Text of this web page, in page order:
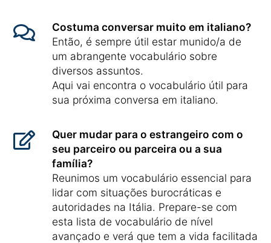
Costuma conversar muito em italiano?
Então, é sempre útil estar munido/a de
um abrangente vocabulário sobre
diversos assuntos.
Aqui vai encontra o vocabulário útil para
sua próxima conversa em italiano.
Quer mudar para o estrangeiro com o
seu parceiro ou parceira ou a sua
família?
Reunimos um vocabulário essencial para
lidar com situações burocráticas e
autoridades na Itália. Prepare-se com
esta lista de vocabulário de nível
avançado e verá que tem a vida facilitada